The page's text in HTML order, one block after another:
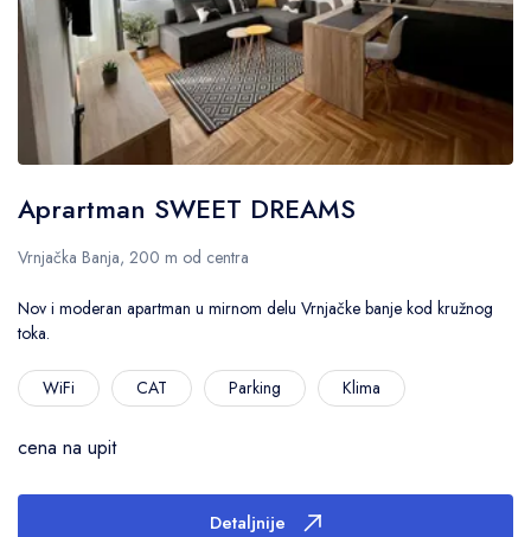
Aprartman SWEET DREAMS
Vrnjačka Banja, 200 m od centra
Nov i moderan apartman u mirnom delu Vrnjačke banje kod kružnog
toka.
WiFi CAT Parking Klima
cena na upit
Detaljnije